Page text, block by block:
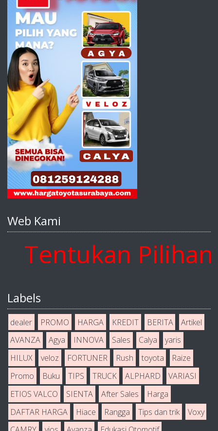
Web Kami
Pilihan
Labels
dealer PROMO HARGA KREDIT BERITA
Artikel
AVANZA
Agya INNOVA Sales Calya
yaris
HILUX
veloz FORTUNER Rush toyota
Raize
Promo
Buku TIPS TRUCK ALPHARD
VARIASI
ETIOS VALCO
SIENTA After Sales
Harga
DAFTAR HARGA
Hiace Rangga Tips dan trik
Voxy